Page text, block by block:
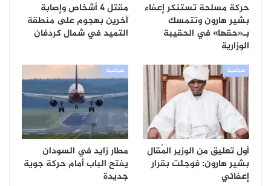
حركة مسلحة تستنكر إعفاء
بشير هارون وتتمسك
بـ«حقها» في الحقيبة
الوزارية
مقتل 4 أشخاص وإصابة
آخرين بهجوم على منطقة
التميد في شمال كردفان
سياسية
أول تعليق من الوزير المُقال
بشير هارون: فوجئت بقرار
إعفائي
سياسية
مطار زايد في السودان
يفتح الباب أمام حركة جوية
جديدة